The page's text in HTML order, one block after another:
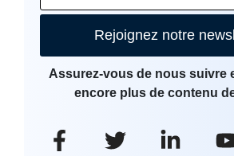
Rejoignez notre
Assurez-vous de nous suivre
encore plus de contenu